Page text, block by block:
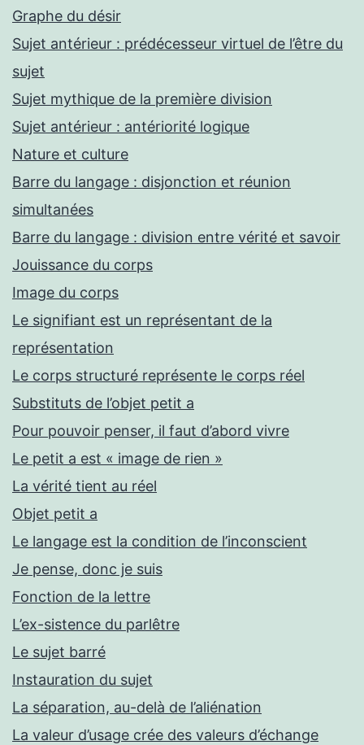
Graphe du désir
Sujet antérieur : prédécesseur virtuel de l’être du
sujet
Sujet mythique de la première division
Sujet antérieur : antériorité logique
Nature et culture
Barre du langage : disjonction et réunion
simultanées
Barre du langage : division entre vérité et savoir
Jouissance du corps
Image du corps
Le signifiant est un représentant de la
représentation
Le corps structuré représente le corps réel
Substituts de l’objet petit a
Pour pouvoir penser, il faut d’abord vivre
Le petit a est « image de rien »
La vérité tient au réel
Objet petit a
Le langage est la condition de l’inconscient
Je pense, donc je suis
Fonction de la lettre
L’ex-sistence du parlêtre
Le sujet barré
Instauration du sujet
La séparation, au-delà de l’aliénation
La valeur d’usage crée des valeurs d’échange